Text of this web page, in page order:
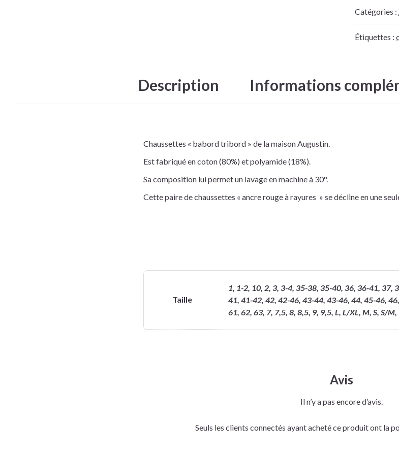
Catégories :
Étiquettes :
Description Informations
Chaussettes « babord tribord » de la maison Augustin.
Est fabriqué en coton (80%) et polyamide (18%).
Sa composition lui permet un lavage en machine à 30°.
Cette paire de chaussettes « ancre rouge à rayures » se décline en une
Taille
1, 1-2, 10, 2, 3, 3-4, 35-38, 35-40, 36, 36-41, 37,
41, 41-42, 42, 42-46, 43-44, 43-46, 44, 45-46,
61, 62, 63, 7, 7,5, 8, 8,5, 9, 9,5, L, L/XL, M, S, S/
Avis
Il n’y a pas encore d’avis.
Seuls les clients connectés ayant acheté ce produit ont la